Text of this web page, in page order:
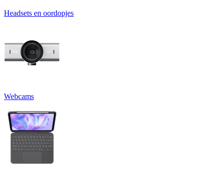
Headsets en oordopjes
Webcams